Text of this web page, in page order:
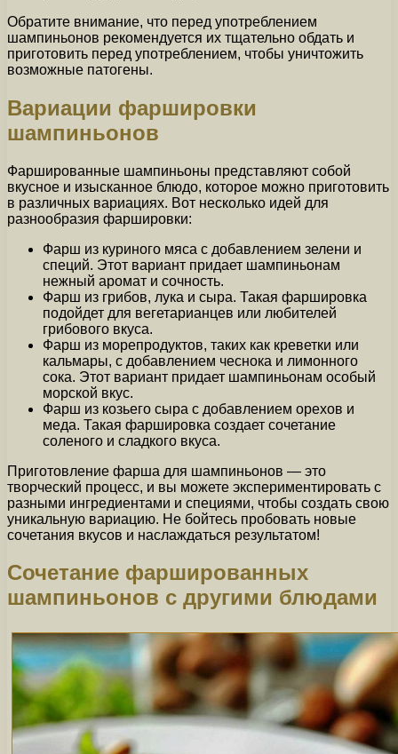
Обратите внимание, что перед употреблением
шампиньонов рекомендуется их тщательно обдать и
приготовить перед употреблением, чтобы уничтожить
возможные патогены.
Вариации фаршировки
шампиньонов
Фаршированные шампиньоны представляют собой
вкусное и изысканное блюдо, которое можно приготовить
в различных вариациях. Вот несколько идей для
разнообразия фаршировки:
Фарш из куриного мяса с добавлением зелени и
специй. Этот вариант придает шампиньонам
нежный аромат и сочность.
Фарш из грибов, лука и сыра. Такая фаршировка
подойдет для вегетарианцев или любителей
грибового вкуса.
Фарш из морепродуктов, таких как креветки или
кальмары, с добавлением чеснока и лимонного
сока. Этот вариант придает шампиньонам особый
морской вкус.
Фарш из козьего сыра с добавлением орехов и
меда. Такая фаршировка создает сочетание
соленого и сладкого вкуса.
Приготовление фарша для шампиньонов — это
творческий процесс, и вы можете экспериментировать с
разными ингредиентами и специями, чтобы создать свою
уникальную вариацию. Не бойтесь пробовать новые
сочетания вкусов и наслаждаться результатом!
Сочетание фаршированных
шампиньонов с другими блюдами